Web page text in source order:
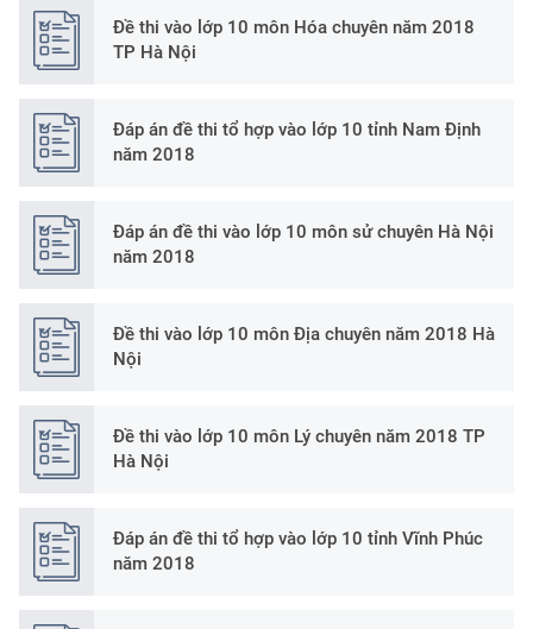
Đề thi vào lớp 10 môn Hóa chuyên năm 2018
TP Hà Nội
Đáp án đề thi tổ hợp vào lớp 10 tỉnh Nam Định
năm 2018
Đáp án đề thi vào lớp 10 môn sử chuyên Hà Nội
năm 2018
Đề thi vào lớp 10 môn Địa chuyên năm 2018 Hà
Nội
Đề thi vào lớp 10 môn Lý chuyên năm 2018 TP
Hà Nội
Đáp án đề thi tổ hợp vào lớp 10 tỉnh Vĩnh Phúc
năm 2018